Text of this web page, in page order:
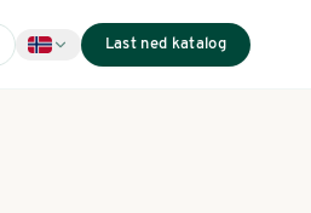
Last ned katalog